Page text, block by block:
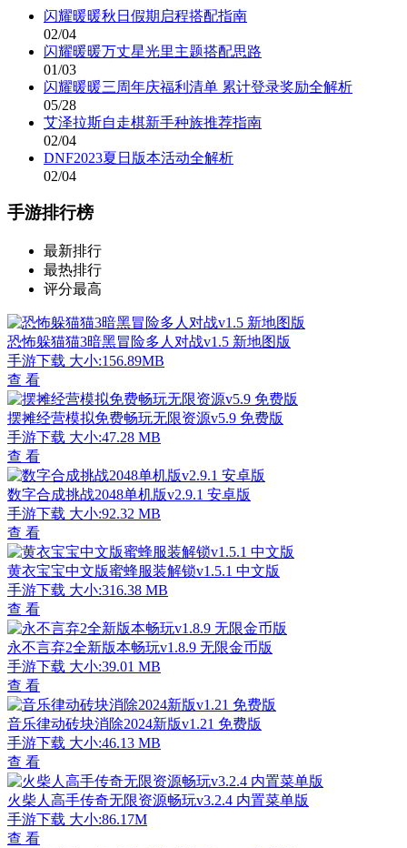
闪耀暖暖秋日假期启程搭配指南
02/04
闪耀暖暖万丈星光里主题搭配思路
01/03
闪耀暖暖三周年庆福利清单 累计登录奖励全解析
05/28
艾泽拉斯自走棋新手种族推荐指南
02/04
DNF2023夏日版本活动全解析
02/04
手游排行榜
最新排行
最热排行
评分最高
恐怖躲猫猫3暗黑冒险多人对战v1.5 新地图版
手游下载 大小:156.89MB
查 看
摆摊经营模拟免费畅玩无限资源v5.9 免费版
手游下载 大小:47.28 MB
查 看
数字合成挑战2048单机版v2.9.1 安卓版
手游下载 大小:92.32 MB
查 看
黄衣宝宝中文版蜜蜂服装解锁v1.5.1 中文版
手游下载 大小:316.38 MB
查 看
永不言弃2全新版本畅玩v1.8.9 无限金币版
手游下载 大小:39.01 MB
查 看
音乐律动砖块消除2024新版v1.21 免费版
手游下载 大小:46.13 MB
查 看
火柴人高手传奇无限资源畅玩v3.2.4 内置菜单版
手游下载 大小:86.17M
查 看